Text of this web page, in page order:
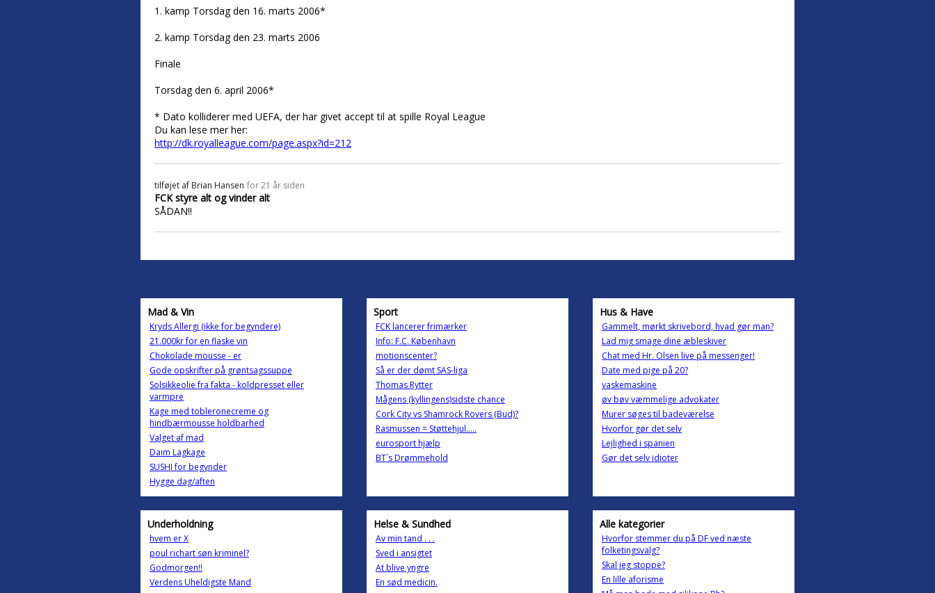
1. kamp Torsdag den 16. marts 2006*
2. kamp Torsdag den 23. marts 2006
Finale
Torsdag den 6. april 2006*
* Dato kolliderer med UEFA, der har givet accept til at spille Royal League
Du kan lese mer her:
http://dk.royalleague.com/page.aspx?id=212
tilføjet af Brian Hansen for 21 år siden
FCK styre alt og vinder alt
SÅDAN!!
Mad & Vin
Kryds Allergi (ikke for begyndere)
21.000kr for en flaske vin
Chokolade mousse - er
Gode opskrifter på grøntsagssuppe
Solsikkeolie fra fakta - koldpresset eller
varmpre
Kage med tobleronecreme og
hindbærmousse holdbarhed
Valget af mad
Daim Lagkage
SUSHI for begynder
Hygge dag/aften
Sport
FCK lancerer frimærker
Info: F.C. København
motionscenter?
Så er der dømt SAS-liga
Thomas Rytter
Mågens (kyllingens)sidste chance
Cork City vs Shamrock Rovers (Bud)?
Rasmussen = Støttehjul.....
eurosport hjælp
BT´s Drømmehold
Hus & Have
Gammelt, mørkt skrivebord, hvad gør man?
Lad mig smage dine æbleskiver
Chat med Hr. Olsen live på messenger!
Date med pige på 20?
vaskemaskine
øv bøv væmmelige advokater
Murer søges til badeværelse
Hvorfor gør det selv
Lejlighed i spanien
Gør det selv idioter
Underholdning
hvem er X
poul richart søn kriminel?
Godmorgen!!
Verdens Uheldigste Mand
Helse & Sundhed
Av min tand . . .
Sved i ansigtet
At blive yngre
En sød medicin.
Alle kategorier
Hvorfor stemmer du på DF ved næste
folketingsvalg?
Skal jeg stoppe?
En lille aforisme